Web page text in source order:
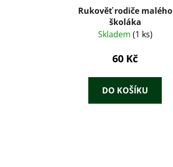
Rukověť rodiče malého
školáka
Skladem (1 ks)
60 Kč
DO KOŠÍKU